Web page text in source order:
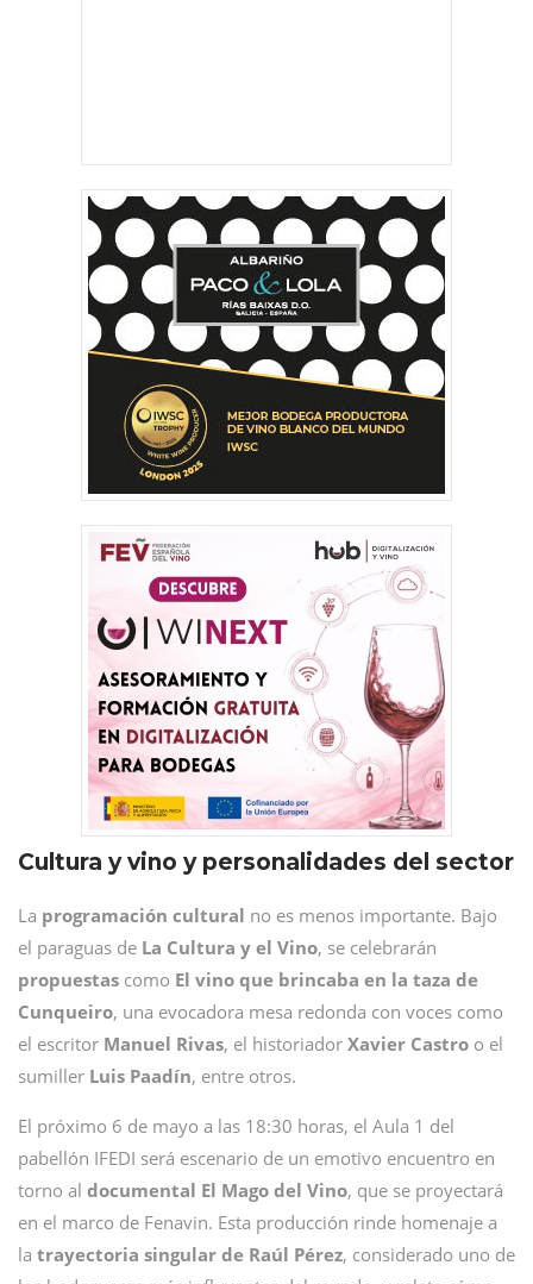
Cultura y vino y personalidades del sector
La programación cultural no es menos importante. Bajo
el paraguas de La Cultura y el Vino, se celebrarán
propuestas como El vino que brincaba en la taza de
Cunqueiro, una evocadora mesa redonda con voces como
el escritor Manuel Rivas, el historiador Xavier Castro o el
sumiller Luis Paadín, entre otros.
El próximo 6 de mayo a las 18:30 horas, el Aula 1 del
pabellón IFEDI será escenario de un emotivo encuentro en
torno al documental El Mago del Vino, que se proyectará
en el marco de Fenavin. Esta producción rinde homenaje a
la trayectoria singular de Raúl Pérez, considerado uno de